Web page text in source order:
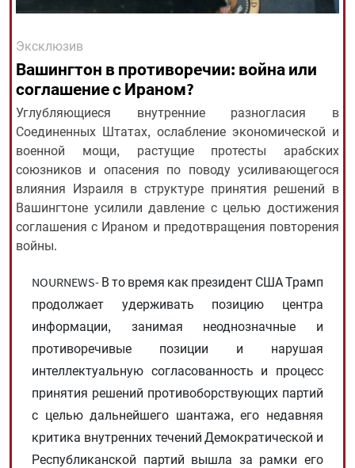
All rights reserved for NourNews
Copyright © 2021 www.nournews.ir
Эксклюзив
Вашингтон в противоречии: война или
соглашение с Ираном?
Углубляющиеся внутренние разногласия в
Соединенных Штатах, ослабление экономической и
военной мощи, растущие протесты арабских
союзников и опасения по поводу усиливающегося
влияния Израиля в структуре принятия решений в
Вашингтоне усилили давление с целью достижения
соглашения с Ираном и предотвращения повторения
войны.
NOURNEWS- В то время как президент США Трамп
продолжает удерживать позицию центра
информации, занимая неоднозначные и
противоречивые позиции и нарушая
интеллектуальную согласованность и процесс
принятия решений противоборствующих партий
с целью дальнейшего шантажа, его недавняя
критика внутренних течений Демократической и
Республиканской партий вышла за рамки его